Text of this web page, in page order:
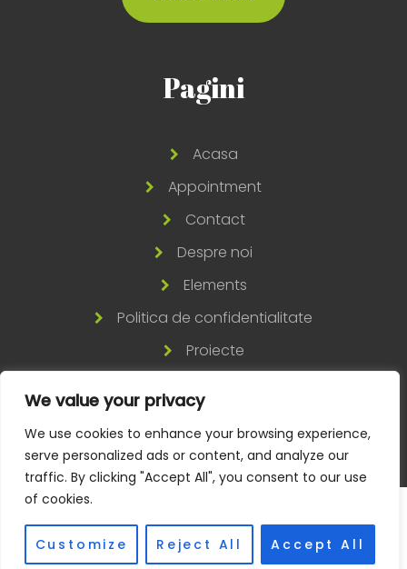
We value your privacy
We use cookies to enhance your browsing experience,
serve personalized ads or content, and analyze our
traffic. By clicking "Accept All", you consent to our use
of cookies.
Customize Reject All Accept All
Pagini
Acasa
Appointment
Contact
Despre noi
Elements
Politica de confidentialitate
Proiecte
Termeni si conditii
© GREENTRONICS 2023